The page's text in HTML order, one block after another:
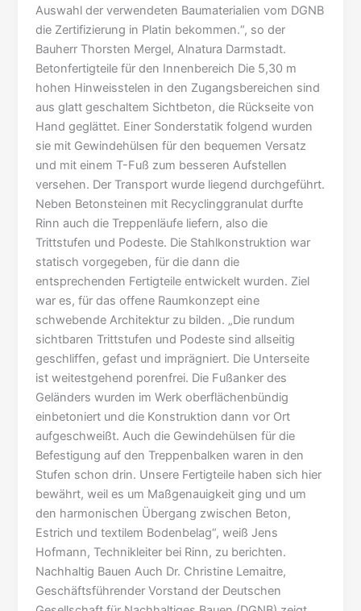
Auswahl der verwendeten Baumaterialien vom DGNB
die Zertifizierung in Platin bekommen.“, so der
Bauherr Thorsten Mergel, Alnatura Darmstadt.
Betonfertigteile für den Innenbereich Die 5,30 m
hohen Hinweisstelen in den Zugangsbereichen sind
aus glatt geschaltem Sichtbeton, die Rückseite von
Hand geglättet. Einer Sonderstatik folgend wurden
sie mit Gewindehülsen für den bequemen Versatz
und mit einem T-Fuß zum besseren Aufstellen
versehen. Der Transport wurde liegend durchgeführt.
Neben Betonsteinen mit Recyclinggranulat durfte
Rinn auch die Treppenläufe liefern, also die
Trittstufen und Podeste. Die Stahlkonstruktion war
statisch vorgegeben, für die dann die
entsprechenden Fertigteile entwickelt wurden. Ziel
war es, für das offene Raumkonzept eine
schwebende Architektur zu bilden. „Die rundum
sichtbaren Trittstufen und Podeste sind allseitig
geschliffen, gefast und imprägniert. Die Unterseite
ist weitestgehend porenfrei. Die Fußanker des
Geländers wurden im Werk oberflächenbündig
einbetoniert und die Konstruktion dann vor Ort
aufgeschweißt. Auch die Gewindehülsen für die
Befestigung auf den Treppenbalken waren in den
Stufen schon drin. Unsere Fertigteile haben sich hier
bewährt, weil es um Maßgenauigkeit ging und um
den harmonischen Übergang zwischen Beton,
Estrich und textilem Bodenbelag“, weiß Jens
Hofmann, Technikleiter bei Rinn, zu berichten.
Nachhaltig Bauen Auch Dr. Christine Lemaitre,
Geschäftsführender Vorstand der Deutschen